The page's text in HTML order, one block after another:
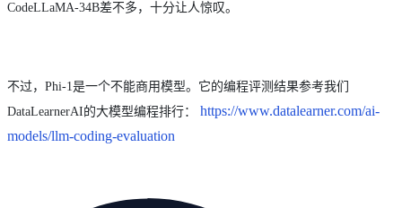
CodeLLaMA-34B差不多，十分让人惊叹。
不过，Phi-1是一个不能商用模型。它的编程评测结果参考我们
DataLearnerAI的大模型编程排行： https://www.datalearner.com/ai-
models/llm-coding-evaluation